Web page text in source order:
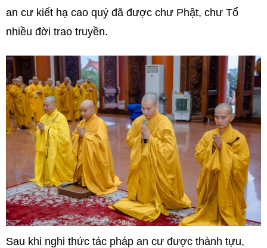
an cư kiết hạ cao quý đã được chư Phật, chư Tổ
nhiều đời trao truyền.
Sau khi nghi thức tác pháp an cư được thành tựu,